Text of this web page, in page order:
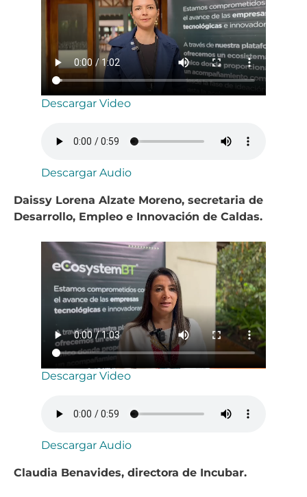
Descargar Video
Descargar Audio
Daissy Lorena Alzate Moreno, secretaria de
Desarrollo, Empleo e Innovación de Caldas.
Descargar Video
Descargar Audio
Claudia Benavides, directora de Incubar.